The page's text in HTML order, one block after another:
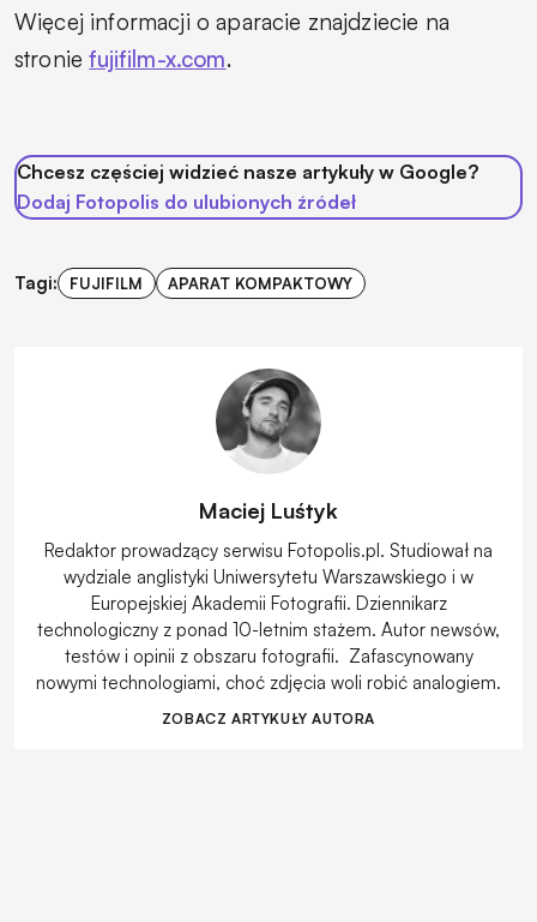
Więcej informacji o aparacie znajdziecie na
stroniefujifilm-x.com.
Chcesz częściej widzieć nasze artykuły w Google?
Dodaj Fotopolis do ulubionych źródeł
Tagi: FUJIFILM APARAT KOMPAKTOWY
Maciej Luśtyk
Redaktor prowadzący serwisu Fotopolis.pl. Studiował na
wydziale anglistyki Uniwersytetu Warszawskiego i w
Europejskiej Akademii Fotografii. Dziennikarz
technologiczny z ponad 10-letnim stażem. Autor newsów,
testów i opinii z obszaru fotografii. Zafascynowany
nowymi technologiami, choć zdjęcia woli robić analogiem.
ZOBACZ ARTYKUŁY AUTORA